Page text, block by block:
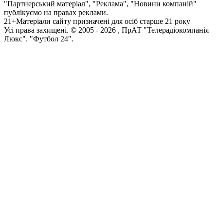
"Партнерський матеріал", "Реклама", "Новини компаній"
публікуємо на правах реклами.
21+Матеріали сайту призначені для осіб старше 21 року
Усi права захищенi. © 2005 - 2026 , ПрАТ "Телерадіокомпанія
Люкс". "Футбол 24".